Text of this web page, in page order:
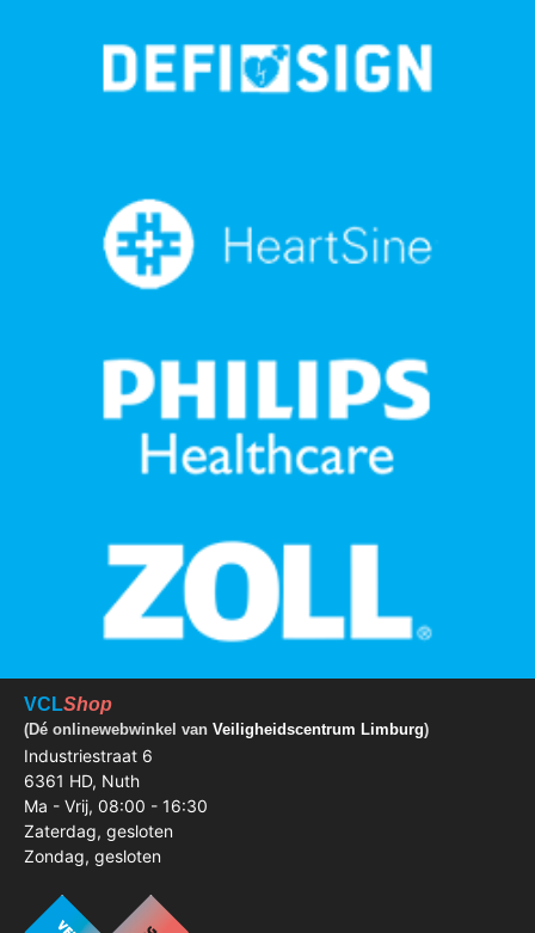
VCLShop
(Dé onlinewebwinkel van Veiligheidscentrum Limburg)
Industriestraat 6
6361 HD, Nuth
Ma - Vrij, 08:00 - 16:30
Zaterdag, gesloten
Zondag, gesloten